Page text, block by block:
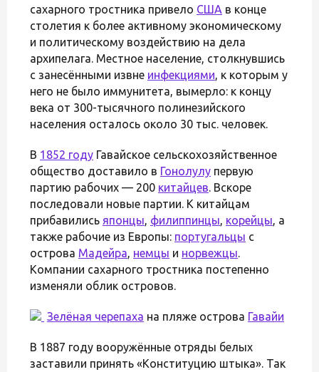
сахарного тростника привело США в конце
столетия к более активному экономическому
и политическому воздействию на дела
архипелага. Местное население, столкнувшись
с занесёнными извне инфекциями, к которым у
него не было иммунитета, вымерло: к концу
века от 300-тысячного полинезийского
населения осталось около 30 тыс. человек.
В 1852 году Гавайское сельскохозяйственное
общество доставило в Гонолулу первую
партию рабочих — 200 китайцев. Вскоре
последовали новые партии. К китайцам
прибавились японцы, филиппинцы, корейцы, а
также рабочие из Европы: португальцы с
острова Мадейра, немцы и норвежцы.
Компании сахарного тростника постепенно
изменяли облик островов.
Зелёная черепаха на пляже острова Гавайи
В 1887 году вооружённые отряды белых
заставили принять «Конституцию штыка». Так